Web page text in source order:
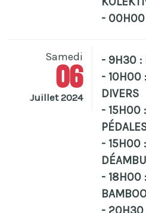
- 00H00
Samedi
06
Juillet 2024
- 9H30 :
- 10H00
DIVERS
- 15H00
- 15H00
- 18H00